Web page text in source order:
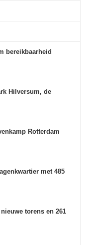
bereikbaarheid
Hilversum, de
Rotterdam
met 485
torens en 261